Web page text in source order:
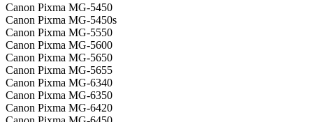
Canon Pixma MG-5450
Canon Pixma MG-5450s
Canon Pixma MG-5550
Canon Pixma MG-5600
Canon Pixma MG-5650
Canon Pixma MG-5655
Canon Pixma MG-6340
Canon Pixma MG-6350
Canon Pixma MG-6420